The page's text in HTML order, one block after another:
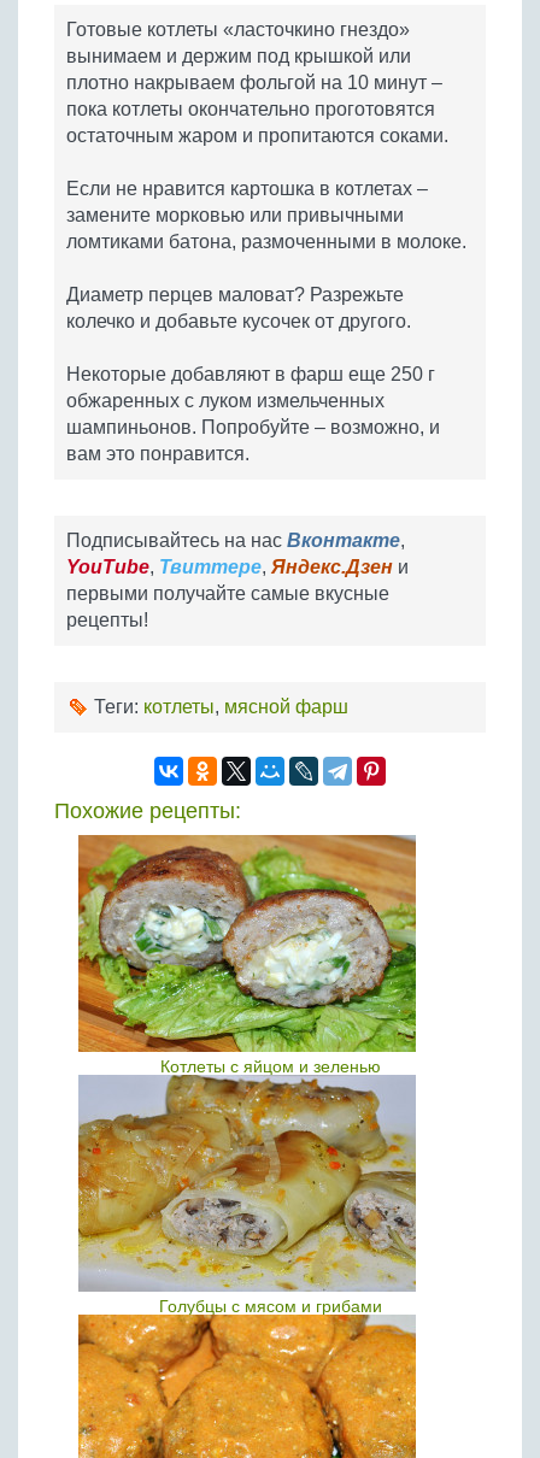
Готовые котлеты «ласточкино гнездо»
вынимаем и держим под крышкой или
плотно накрываем фольгой на 10 минут –
пока котлеты окончательно проготовятся
остаточным жаром и пропитаются соками.
Если не нравится картошка в котлетах –
замените морковью или привычными
ломтиками батона, размоченными в молоке.
Диаметр перцев маловат? Разрежьте
колечко и добавьте кусочек от другого.
Некоторые добавляют в фарш еще 250 г
обжаренных с луком измельченных
шампиньонов. Попробуйте – возможно, и
вам это понравится.
Подписывайтесь на нас Вконтакте,
YouTube, Твиттере, Яндекс.Дзен и
первыми получайте самые вкусные
рецепты!
Теги: котлеты, мясной фарш
Похожие рецепты:
Котлеты с яйцом и зеленью
Голубцы с мясом и грибами